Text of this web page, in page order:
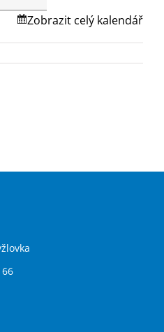
Zobrazit celý kalendář